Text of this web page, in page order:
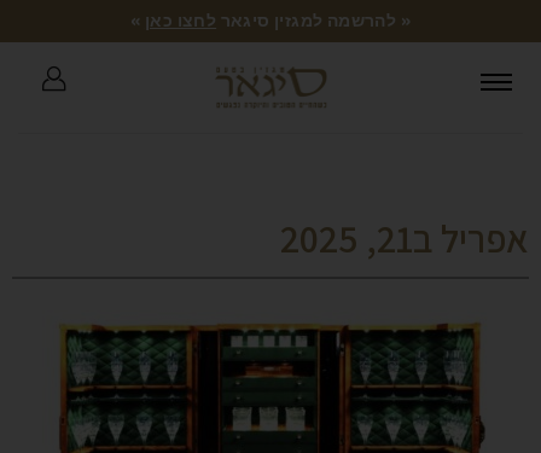
« להרשמה למגזין סיגאר לחצו כאן »
אפריל ב21, 2025